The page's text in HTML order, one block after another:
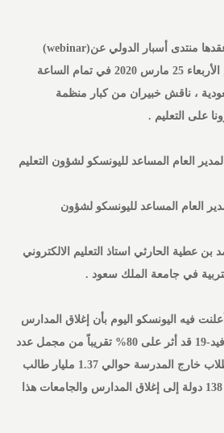
(التعليم بعد كورونا ) التي عقدها منتدى أسبار الدولي عن(webinar)
الافتراضية خلال الندوة يوم الأربعاء 25 مارس 2020 في تمام الساعة
، ناقش خبيران من كبار منظمة
على التعليم .
العام المساعد لليونسكو لشؤون التعليم
العام المساعد لليونسكو لشؤون
بن عطية الحارثي استاذ التعليم الالكتروني
في جامعة الملك سعود .
فيه اليونسكو اليوم بأن إغلاق المدارس
حول العالم بسبب أزمة كوفيد-19 قد أثر على 80% تقريباً من مجمل عدد
الطلاب، فيما وصل عدد الطلاب خارج المدرسة حوالي 1.37 مليار طالب
خارج المدرسة، على لجوء 138 دولة إلى إغلاق المدارس والجامعات هذا